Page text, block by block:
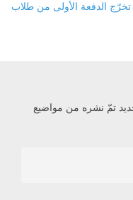
تخرّج الدفعة الأولى من طلاب
تمّ نشره من مواضيع